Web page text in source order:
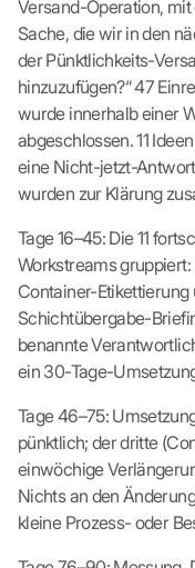
Versand-Operation, mit
Sache, die wir in den
der Pünktlichkeits-
hinzuzufügen?“ 47
wurde innerhalb einer
abgeschlossen. 11
eine Nicht-jetzt-
wurden zur Klärung
Tage 16–45: Die 11
Workstreams
Container-Etikettierung
Schichtübergabe-
benannte
ein 30-Tage-
Tage 46–75:
pünktlich; der dritte
einwöchige
Nichts an den
kleine Prozess- oder